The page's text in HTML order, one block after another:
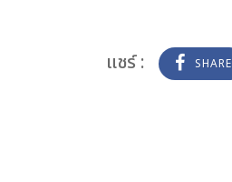
แชร์ : SHARE